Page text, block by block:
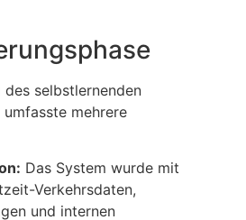
selbstlernenden
mehrere
Das System wurde mit
Verkehrsdaten,
und internen